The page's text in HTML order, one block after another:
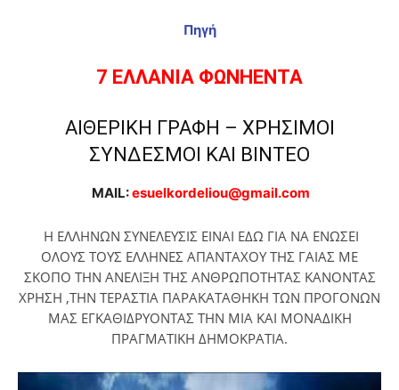
Πηγή
7 ΕΛΛΑΝΙΑ ΦΩΝΗΕΝΤΑ
ΑΙΘΕΡΙΚΗ ΓΡΑΦΗ – ΧΡΗΣΙΜΟΙ
ΣΥΝΔΕΣΜΟΙ ΚΑΙ ΒΙΝΤΕΟ
MAIL:esuelkordeliou@gmail.com
Η ΕΛΛΗΝΩΝ ΣΥΝΕΛΕΥΣΙΣ ΕΙΝΑΙ ΕΔΩ ΓΙΑ ΝΑ ΕΝΩΣΕΙ
ΟΛΟΥΣ ΤΟΥΣ ΕΛΛΗΝΕΣ ΑΠΑΝΤΑΧΟΥ ΤΗΣ ΓΑΙΑΣ ΜΕ
ΣΚΟΠΟ ΤΗΝ ΑΝΕΛΙΞΗ ΤΗΣ ΑΝΘΡΩΠΟΤΗΤΑΣ ΚΑΝΟΝΤΑΣ
ΧΡΗΣΗ ,ΤΗΝ ΤΕΡΑΣΤΙΑ ΠΑΡΑΚΑΤΑΘΗΚΗ ΤΩΝ ΠΡΟΓΟΝΩΝ
ΜΑΣ ΕΓΚΑΘΙΔΡΥΟΝΤΑΣ ΤΗΝ ΜΙΑ ΚΑΙ ΜΟΝΑΔΙΚΗ
ΠΡΑΓΜΑΤΙΚΗ ΔΗΜΟΚΡΑΤΙΑ.